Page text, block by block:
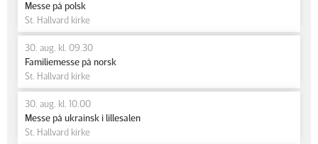
Messe på polsk
St. Hallvard kirke
30. aug. kl. 09.30
Familiemesse på norsk
St. Hallvard kirke
30. aug. kl. 10.00
Messe på ukrainsk i lillesalen
St. Hallvard kirke